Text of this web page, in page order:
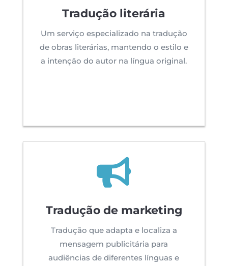
Tradução literária
Um serviço especializado na tradução
de obras literárias, mantendo o estilo e
a intenção do autor na língua original.

Tradução de marketing
Tradução que adapta e localiza a
mensagem publicitária para
audiências de diferentes línguas e